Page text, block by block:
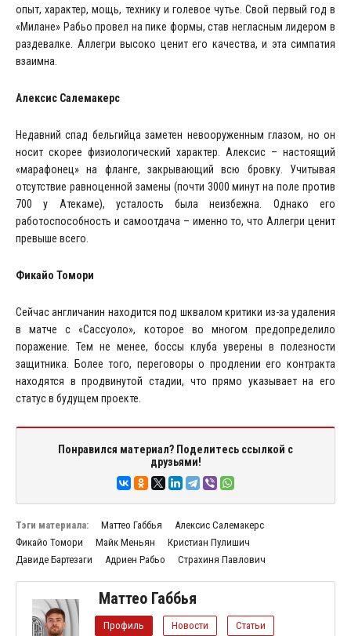
опыт, характер, мощь, технику и голевое чутье. Свой первый год в
«Милане» Рабьо провел на пике формы, став негласным лидером в
раздевалке. Аллегри высоко ценит его качества, и эта симпатия
взаимна.
Алексис Салемакерс
Недавний спад бельгийца заметен невооруженным глазом, но он
носит скорее физиологический характер. Алексис – настоящий
«марафонец» на фланге, закрывающий всю бровку. Учитывая
отсутствие равноценной замены (почти 3000 минут на поле против
700 у Атекаме), усталость была неизбежна. Однако его
работоспособность и самоотдача – именно то, что Аллегри ценит
превыше всего.
Фикайо Томори
Сейчас англичанин находится под шквалом критики из-за удаления
в матче с «Сассуоло», которое во многом предопределило
поражение. Тем не менее, боссы клуба уверены в полезности
защитника. Более того, переговоры о продлении его контракта
находятся в продвинутой стадии, что прямо указывает на его
статус в будущем проекте.
Понравился материал? Поделитесь ссылкой с
друзьями!
Тэги материала: Маттео Габбья
Алексис Салемакерс
Фикайо Томори
Майк Меньян
Кристиан Пулишич
Давиде Бартезаги
Адриен Рабьо Страхиня Павлович
Маттео Габбья
Профиль Новости Статьи